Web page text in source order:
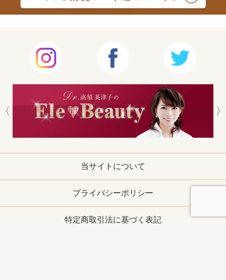
当サイトについて
プライバシーポリシー
特定商取引法に基づく表記